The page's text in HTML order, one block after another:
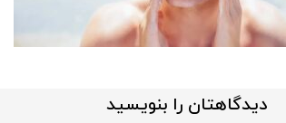
دیدگاهتان را بنویسید